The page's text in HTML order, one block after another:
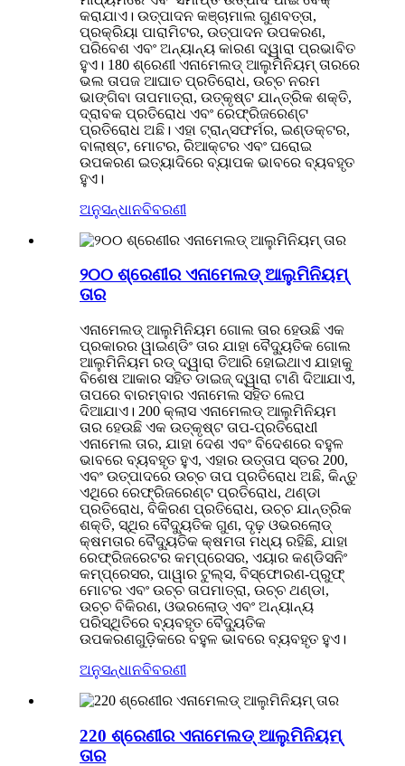
କରାଯାଏ। ଉତ୍ପାଦନ କଞ୍ଚାମାଲ ଗୁଣବତ୍ତା,
ପ୍ରକ୍ରିୟା ପାରାମିଟର, ଉତ୍ପାଦନ ଉପକରଣ,
ପରିବେଶ ଏବଂ ଅନ୍ୟାନ୍ୟ କାରଣ ଦ୍ୱାରା ପ୍ରଭାବିତ
ହୁଏ। 180 ଶ୍ରେଣୀ ଏନାମେଲଡ୍ ଆଲୁମିନିୟମ୍ ତାରରେ
ଭଲ ତାପଜ ଆଘାତ ପ୍ରତିରୋଧ, ଉଚ୍ଚ ନରମ
ଭାଙ୍ଗିବା ତାପମାତ୍ରା, ଉତ୍କୃଷ୍ଟ ଯାନ୍ତ୍ରିକ ଶକ୍ତି,
ଦ୍ରାବକ ପ୍ରତିରୋଧ ଏବଂ ରେଫ୍ରିଜରେଣ୍ଟ
ପ୍ରତିରୋଧ ଅଛି। ଏହା ଟ୍ରାନ୍ସଫର୍ମର, ଇଣ୍ଡକ୍ଟର,
ବାଲାଷ୍ଟ, ମୋଟର, ରିଆକ୍ଟର ଏବଂ ଘରୋଇ
ଉପକରଣ ଇତ୍ୟାଦିରେ ବ୍ୟାପକ ଭାବରେ ବ୍ୟବହୃତ
ହୁଏ।
ଅନୁସନ୍ଧାନବିବରଣୀ
୨୦୦ ଶ୍ରେଣୀର ଏନାମେଲଡ୍ ଆଲୁମିନିୟମ୍
ତାର
ଏନାମେଲଡ୍ ଆଲୁମିନିୟମ ଗୋଲ ତାର ହେଉଛି ଏକ
ପ୍ରକାରର ୱାଇଣ୍ଡିଂ ତାର ଯାହା ବୈଦ୍ୟୁତିକ ଗୋଲ
ଆଲୁମିନିୟମ ରଡ୍ ଦ୍ୱାରା ତିଆରି ହୋଇଥାଏ ଯାହାକୁ
ବିଶେଷ ଆକାର ସହିତ ଡାଇଜ୍ ଦ୍ୱାରା ଟାଣି ଦିଆଯାଏ,
ତାପରେ ବାରମ୍ବାର ଏନାମେଲ ସହିତ ଲେପ
ଦିଆଯାଏ। 200 କ୍ଲାସ ଏନାମେଲଡ୍ ଆଲୁମିନିୟମ
ତାର ହେଉଛି ଏକ ଉତ୍କୃଷ୍ଟ ତାପ-ପ୍ରତିରୋଧୀ
ଏନାମେଲ ତାର, ଯାହା ଦେଶ ଏବଂ ବିଦେଶରେ ବହୁଳ
ଭାବରେ ବ୍ୟବହୃତ ହୁଏ, ଏହାର ଉତ୍ତାପ ସ୍ତର 200,
ଏବଂ ଉତ୍ପାଦରେ ଉଚ୍ଚ ତାପ ପ୍ରତିରୋଧ ଅଛି, କିନ୍ତୁ
ଏଥିରେ ରେଫ୍ରିଜରେଣ୍ଟ ପ୍ରତିରୋଧ, ଥଣ୍ଡା
ପ୍ରତିରୋଧ, ବିକିରଣ ପ୍ରତିରୋଧ, ଉଚ୍ଚ ଯାନ୍ତ୍ରିକ
ଶକ୍ତି, ସ୍ଥିର ବୈଦ୍ୟୁତିକ ଗୁଣ, ଦୃଢ଼ ଓଭରଲୋଡ୍
କ୍ଷମତାର ବୈଦ୍ୟୁତିକ କ୍ଷମତା ମଧ୍ୟ ରହିଛି, ଯାହା
ରେଫ୍ରିଜରେଟର କମ୍ପ୍ରେସର, ଏୟାର କଣ୍ଡିସନିଂ
କମ୍ପ୍ରେସର, ପାୱାର ଟୁଲ୍ସ, ବିସ୍ଫୋରଣ-ପ୍ରୁଫ୍
ମୋଟର ଏବଂ ଉଚ୍ଚ ତାପମାତ୍ରା, ଉଚ୍ଚ ଥଣ୍ଡା,
ଉଚ୍ଚ ବିକିରଣ, ଓଭରଲୋଡ୍ ଏବଂ ଅନ୍ୟାନ୍ୟ
ପରିସ୍ଥିତିରେ ବ୍ୟବହୃତ ବୈଦ୍ୟୁତିକ
ଉପକରଣଗୁଡ଼ିକରେ ବହୁଳ ଭାବରେ ବ୍ୟବହୃତ ହୁଏ।
ଅନୁସନ୍ଧାନବିବରଣୀ
220 ଶ୍ରେଣୀର ଏନାମେଲଡ୍ ଆଲୁମିନିୟମ୍
ତାର